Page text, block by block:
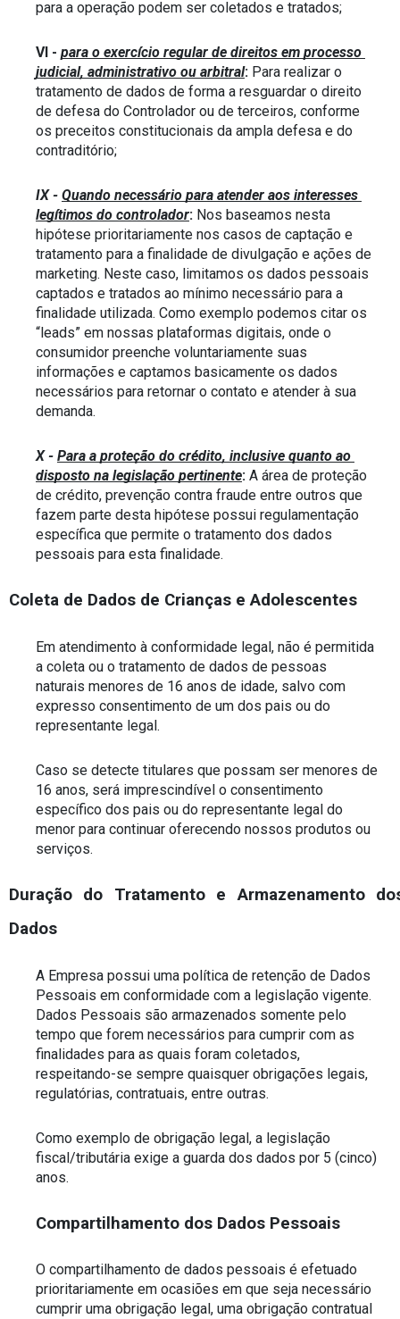
para a operação podem ser coletados e tratados;
VI - para o exercício regular de direitos em processo
judicial, administrativo ou arbitral: Para realizar o
tratamento de dados de forma a resguardar o direito
de defesa do Controlador ou de terceiros, conforme
os preceitos constitucionais da ampla defesa e do
contraditório;
IX - Quando necessário para atender aos interesses
legítimos do controlador: Nos baseamos nesta
hipótese prioritariamente nos casos de captação e
tratamento para a finalidade de divulgação e ações de
marketing. Neste caso, limitamos os dados pessoais
captados e tratados ao mínimo necessário para a
finalidade utilizada. Como exemplo podemos citar os
“leads” em nossas plataformas digitais, onde o
consumidor preenche voluntariamente suas
informações e captamos basicamente os dados
necessários para retornar o contato e atender à sua
demanda.
X - Para a proteção do crédito, inclusive quanto ao
disposto na legislação pertinente: A área de proteção
de crédito, prevenção contra fraude entre outros que
fazem parte desta hipótese possui regulamentação
específica que permite o tratamento dos dados
pessoais para esta finalidade.
Coleta de Dados de Crianças e Adolescentes
Em atendimento à conformidade legal, não é permitida
a coleta ou o tratamento de dados de pessoas
naturais menores de 16 anos de idade, salvo com
expresso consentimento de um dos pais ou do
representante legal.
Caso se detecte titulares que possam ser menores de
16 anos, será imprescindível o consentimento
específico dos pais ou do representante legal do
menor para continuar oferecendo nossos produtos ou
serviços.
Duração do Tratamento e Armazenamento
Dados
A Empresa possui uma política de retenção de Dados
Pessoais em conformidade com a legislação vigente.
Dados Pessoais são armazenados somente pelo
tempo que forem necessários para cumprir com as
finalidades para as quais foram coletados,
respeitando-se sempre quaisquer obrigações legais,
regulatórias, contratuais, entre outras.
Como exemplo de obrigação legal, a legislação
fiscal/tributária exige a guarda dos dados por 5 (cinco)
anos.
Compartilhamento dos Dados Pessoais
O compartilhamento de dados pessoais é efetuado
prioritariamente em ocasiões em que seja necessário
cumprir uma obrigação legal, uma obrigação contratual